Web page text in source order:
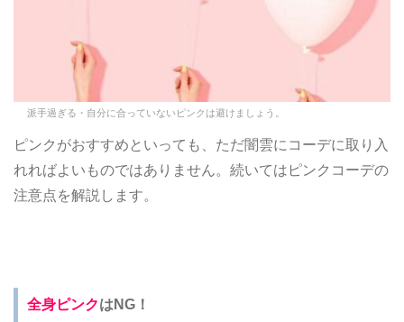
派手過ぎる・自分に合っていないピンクは避けましょう。
ピンクがおすすめといっても、ただ闇雲にコーデに取り入
れればよいものではありません。続いてはピンクコーデの
注意点を解説します。
全身ピンクはNG！